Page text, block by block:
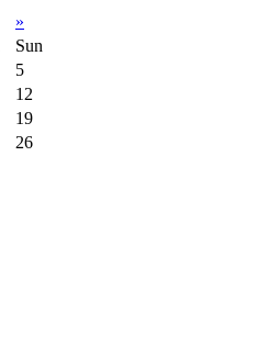
»
Sun
5
12
19
26